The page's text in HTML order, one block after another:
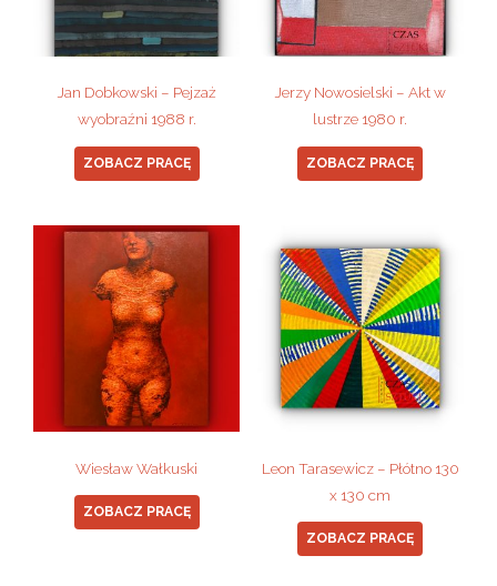
Jan Dobkowski – Pejzaż
wyobraźni 1988 r.
ZOBACZ PRACĘ
Jerzy Nowosielski – Akt w
lustrze 1980 r.
ZOBACZ PRACĘ
Wiesław Wałkuski
ZOBACZ PRACĘ
Leon Tarasewicz – Płótno 130
x 130 cm
ZOBACZ PRACĘ